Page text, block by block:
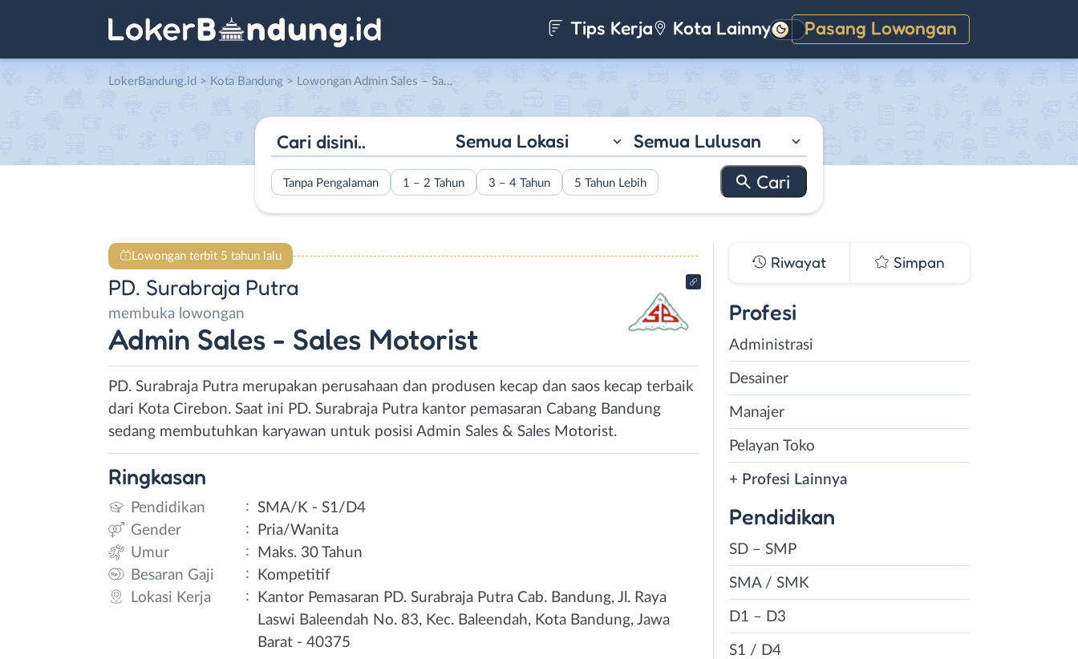
Tips Kerja Kota Lainnya Pasang Lowongan
Gelap
LokerBandung.id > Kota Bandung > Lowongan Admin Sales – Sales Motorist di PD. Surabraja Putra
Semua Lokasi Semua Lulusan
Tanpa Pengalaman 1 – 2 Tahun 3 – 4 Tahun 5 Tahun Lebih
Lowongan terbit 5 tahun lalu
PD. Surabraja Putra
membuka lowongan
Admin Sales - Sales Motorist
PD. Surabraja Putra merupakan perusahaan dan produsen kecap dan saos kecap terbaik
dari Kota Cirebon. Saat ini PD. Surabraja Putra kantor pemasaran Cabang Bandung
sedang membutuhkan karyawan untuk posisi Admin Sales & Sales Motorist.
Ringkasan
Pendidikan : SMA/K - S1/D4
Gender
:
Pria/Wanita
Umur
:
Maks. 30 Tahun
Besaran Gaji
:
Kompetitif
Lokasi Kerja
:
Kantor Pemasaran PD. Surabraja Putra Cab. Bandung⁣, Jl. Raya
Laswi Baleendah No. 83, Kec. Baleendah, Kota Bandung, Jawa
Barat - 40375⁣
Riwayat Simpan
Profesi
Administrasi
Desainer
Manajer
Pelayan Toko
+ Profesi Lainnya
Pendidikan
SD – SMP
SMA / SMK
D1 – D3
S1 / D4